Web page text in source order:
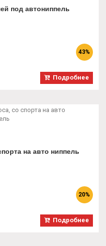
под автониппель
43%
Подробнее
на авто ниппель
20%
Подробнее